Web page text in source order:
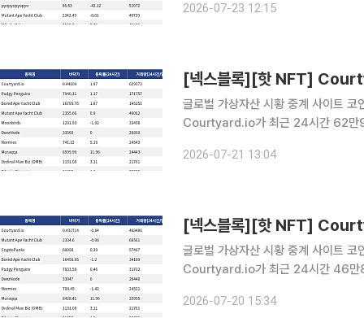
량 33만395달러를 기록하며 바닥가
2026-07-23 12:15
글로벌 가상자산 시황 중계 사이트
Courtyard.io가 최근 24시간 62만
거래량 17만1757달러를 기록하며 바
2026-07-21 13:04
글로벌 가상자산 시황 중계 사이트
Courtyard.io가 최근 24시간 46만
24시간 거래량 6만8561달러를 기
2026-07-20 15:34